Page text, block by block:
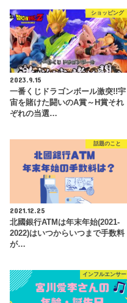
ショッピング
2023.9.15
一番くじドラゴンボール激突!!宇
宙を賭けた闘いのA賞～H賞それ
ぞれの当選…
話題のこと
2021.12.25
北國銀行ATMは年末年始(2021-
2022)はいつからいつまで手数料
が…
インフルエンサー